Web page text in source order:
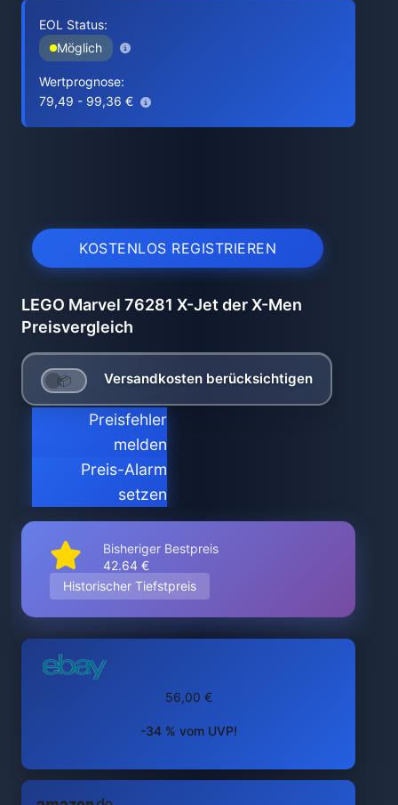
EOL Status:
Möglich
Wertprognose:
79,49 - 99,36 €
KOSTENLOS REGISTRIEREN
LEGO Marvel 76281 X-Jet der X-Men
Preisvergleich
Versandkosten berücksichtigen
Preisfehler
melden
Preis-Alarm
setzen
Bisheriger Bestpreis
42.64 €
Historischer Tiefstpreis
56,00 €
-34 % vom UVP!